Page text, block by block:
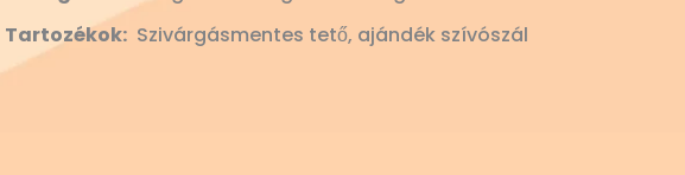
Tartozékok: Szivárgásmentes tető, ajándék szívószál